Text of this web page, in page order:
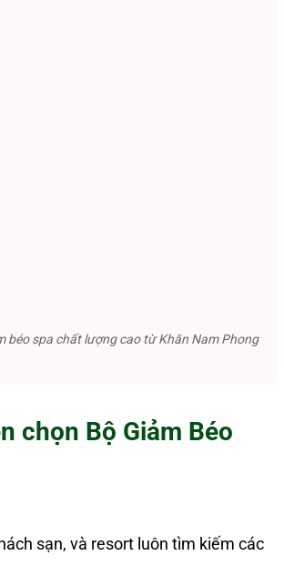
béo spa chất lượng cao từ Khăn Nam Phong
chọn Bộ Giảm Béo
sạn, và resort luôn tìm kiếm các